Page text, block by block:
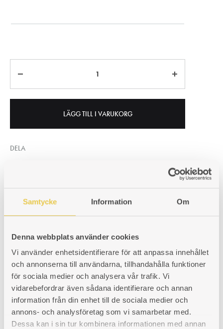
Samtycke Information Om
Denna webbplats använder cookies
Vi använder enhetsidentifierare för att anpassa innehållet
och annonserna till användarna, tillhandahålla funktioner
för sociala medier och analysera vår trafik. Vi
vidarebefordrar även sådana identifierare och annan
information från din enhet till de sociala medier och
annons- och analysföretag som vi samarbetar med.
Dessa kan i sin tur kombinera informationen med annan
LÄGG TILL I VARUKORG
DELA
SEK
KATEGORIER
RESERVDELAR TILL VEDSPISAR
KLAVRESTRÖM,
PRODUKTINFORMATION